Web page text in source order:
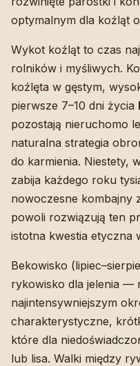
optymalnym dla koźląt
Wykot koźląt to czas
rolników i myśliwych.
koźlęta w gęstym,
pierwsze 7–10 dni życia
pozostają nieruchomo
naturalna strategia
do karmienia. Niestety,
zabija każdego roku
nowoczesne kombajny
powoli rozwiązują ten
istotna kwestia etyczna
Bekowisko
rykowisko dla jelenia —
najintensywniejszym
charakterystyczne,
które dla
lub lisa. Walki między